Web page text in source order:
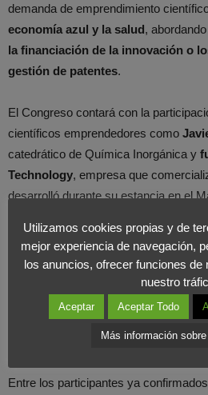
demanda de emprendimiento
economía azul y la salud,
la financiación de la innovación o
gestión de patentes.
El Congreso contará con la
científicos emprendedores como
catedrático de Química Inorgánica y
Technology, empresa que
desarrolló durante su estancia en el
español de la Unión Internacional de
quién ha sido reconocido por la
mejor empresario del sector químico.
Laboratorio de Nanotecnología
Alicante, es miembro del Consejo de
Joven Líder Global del Foro
Entre los participantes ya
Utilizamos cookies propias y de
mejor experiencia de navegación,
los anuncios, ofrecer funciones
nuestro
Aceptar Aceptar Todo
Más información